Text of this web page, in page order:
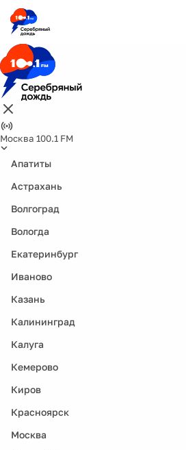
Москва 100.1 FM
Апатиты
Астрахань
Волгоград
Вологда
Екатеринбург
Иваново
Казань
Калининград
Калуга
Кемерово
Киров
Красноярск
Москва